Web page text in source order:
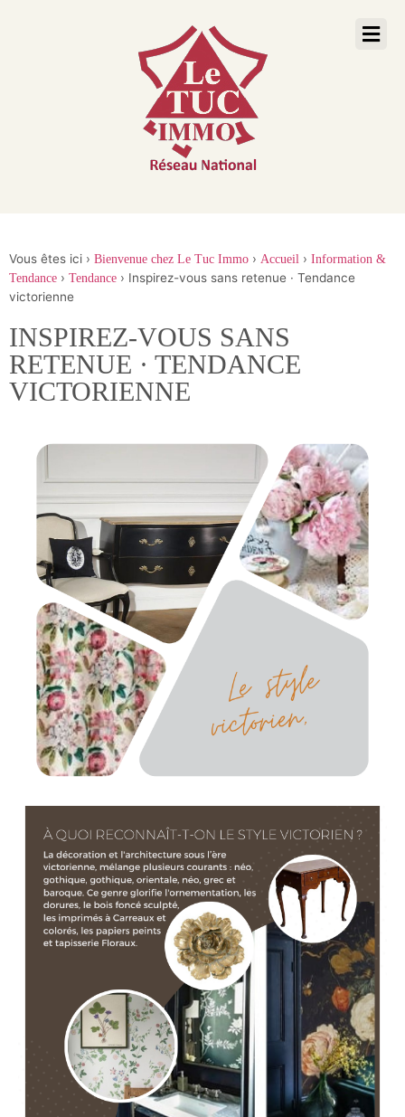
Vous êtes ici › Bienvenue chez Le Tuc Immo › Accueil › Information &
Tendance › Tendance › Inspirez-vous sans retenue · Tendance
victorienne
INSPIREZ-VOUS SANS
RETENUE · TENDANCE
VICTORIENNE